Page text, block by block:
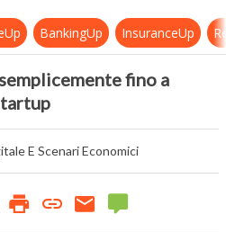
BankingUp InsuranceUp
fino a
E Scenari Economici